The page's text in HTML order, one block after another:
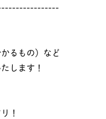
るもの）など
します！
！